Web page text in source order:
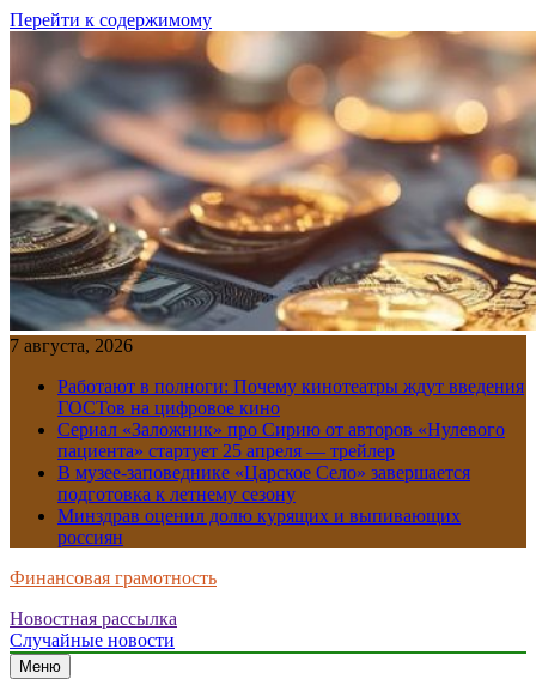
Перейти к содержимому
7 августа, 2026
Работают в полноги: Почему кинотеатры ждут введения
ГОСТов на цифровое кино
Сериал «Заложник» про Сирию от авторов «Нулевого
пациента» стартует 25 апреля — трейлер
В музее-заповеднике «Царское Село» завершается
подготовка к летнему сезону
Минздрав оценил долю курящих и выпивающих
россиян
Финансовая грамотность
Новостная рассылка
Случайные новости
Меню